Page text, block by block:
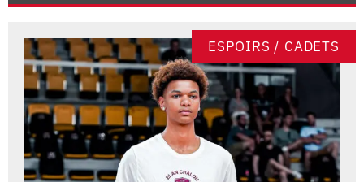
ESPOIRS / CADETS